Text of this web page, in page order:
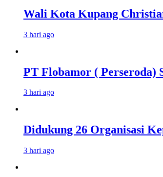
Wali Kota Kupang
3 hari ago
PT Flobamor ( Perseroda)
3 hari ago
Didukung 26 Organisasi
3 hari ago